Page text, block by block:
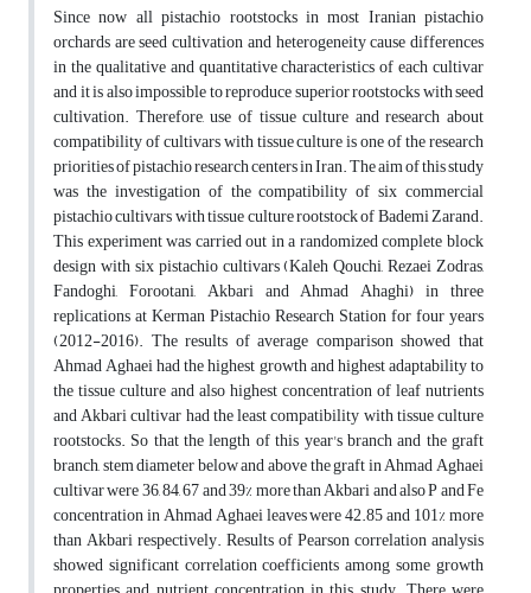
Since now all pistachio rootstocks in most Iranian pistachio
orchards are seed cultivation and heterogeneity cause differences
in the qualitative and quantitative characteristics of each cultivar
and it is also impossible to reproduce superior rootstocks with seed
cultivation. Therefore, use of tissue culture and research about
compatibility of cultivars with tissue culture is one of the research
priorities of pistachio research centers in Iran. The aim of this study
was the investigation of the compatibility of six commercial
pistachio cultivars with tissue culture rootstock of Bademi Zarand.
This experiment was carried out in a randomized complete block
design with six pistachio cultivars (Kaleh Qouchi, Rezaei Zodras,
Fandoghi, Forootani, Akbari and Ahmad Ahaghi) in three
replications at Kerman Pistachio Research Station for four years
(2012-2016). The results of average comparison showed that
Ahmad Aghaei had the highest growth and highest adaptability to
the tissue culture and also highest concentration of leaf nutrients
and Akbari cultivar had the least compatibility with tissue culture
rootstocks. So that the length of this year's branch and the graft
branch, stem diameter below and above the graft in Ahmad Aghaei
cultivar were 36, 84, 67 and 39% more than Akbari and also P and Fe
concentration in Ahmad Aghaei leaves were 42.85 and 101% more
than Akbari respectively. Results of Pearson correlation analysis
showed significant correlation coefficients among some growth